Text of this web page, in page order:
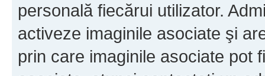
personală fiecărui utilizator.
activeze imaginile asociate şi
prin care imaginile asociate pot